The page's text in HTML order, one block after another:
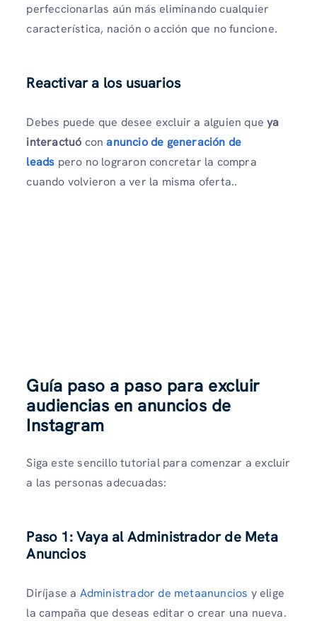
perfeccionarlas aún más eliminando cualquier
característica, nación o acción que no funcione.
Reactivar a los usuarios
Debes puede que desee excluir a alguien queya
interactuó conanuncio de generación de
leads pero no lograron concretar la compra
cuando volvieron a ver la misma oferta..
Guía paso a paso para excluir
audiencias en anuncios de
Instagram
Siga este sencillo tutorial para comenzar a excluir
a las personas adecuadas:
Paso 1: Vaya al Administrador de Meta
Anuncios
Diríjase a Administrador de metaanuncios y elige
la campaña que deseas editar o crear una nueva.